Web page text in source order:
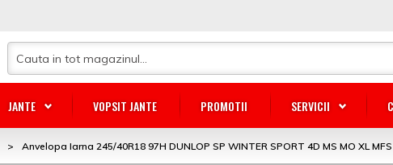
JANTE VOPSIT JANTE PROMOTII SERVICII
> Anvelopa Iarna 245/40R18 97H DUNLOP SP WINTER SPORT 4D MS MO XL MFS